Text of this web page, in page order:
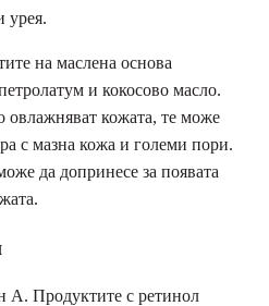
урея.
на маслена основа
и кокосово масло.
овлажняват кожата, те може
с мазна кожа и големи пори.
да допринесе за появата
А. Продуктите с ретинол